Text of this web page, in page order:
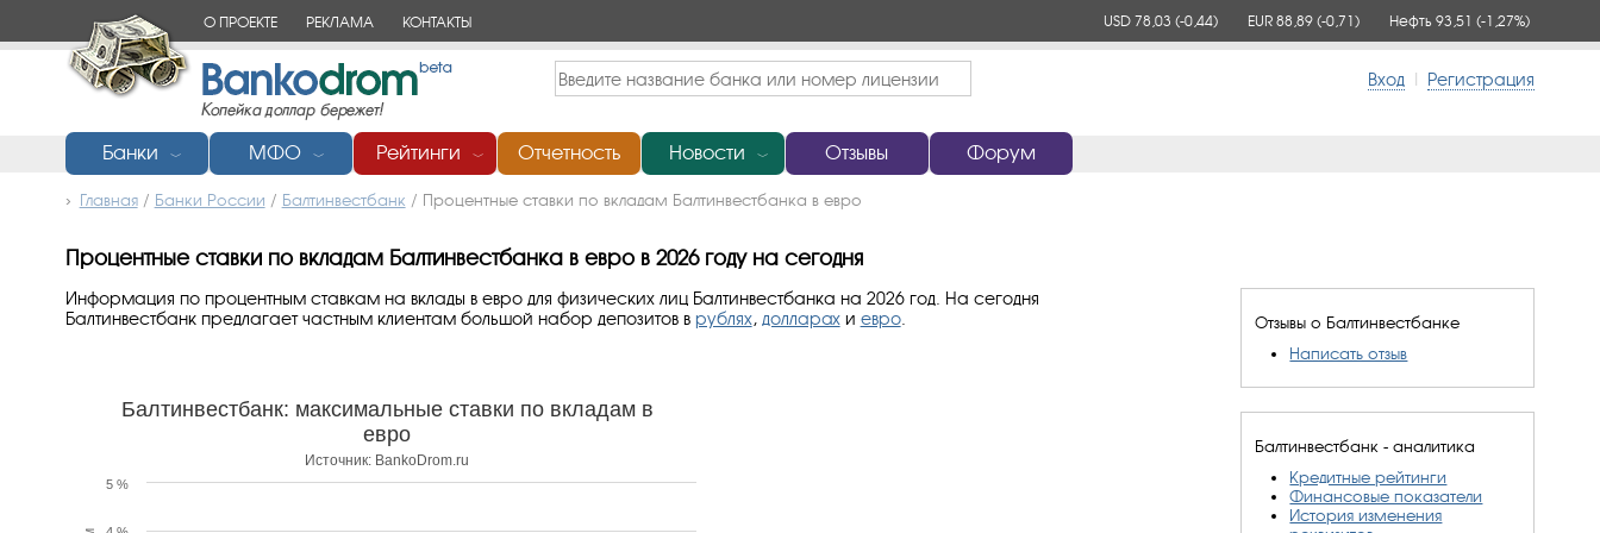
О ПРОЕКТЕ РЕКЛАМА КОНТАКТЫ USD 78,03 (-0,44) EUR 88,89 (-0,71) Нефть 93,51 (-1,27%)
Вход | Регистрация
Банки ﹀ МФО ﹀ Рейтинги ﹀ Отчетность Новости ﹀ Отзывы Форум
Главная/ Банки России / Балтинвестбанк / Процентные ставки по вкладам Балтинвестбанка в евро
Процентные ставки по вкладам Балтинвестбанка в евро в 2026 году на сегодня
Отзывы о Балтинвестбанке
Написать отзыв
Балтинвестбанк - аналитика
Кредитные рейтинги
Финансовые показатели
История изменения
Информация по процентным ставкам на вклады в евро для физических лиц Балтинвестбанка на 2026 год. На сегодня
Балтинвестбанк предлагает частным клиентам большой набор депозитов в рублях, долларахи евро.
Балтинвестбанк: максимальные ставки по вкладам в
евро
Источник: BankoDrom.ru
5 %